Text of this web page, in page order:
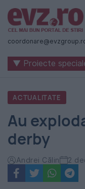
Știri
naționale
internaționale
România
-
Evenimentul
Zilei
▼ Proiecte
ACTUALITATE
Au
derby
Andrei Călin 2